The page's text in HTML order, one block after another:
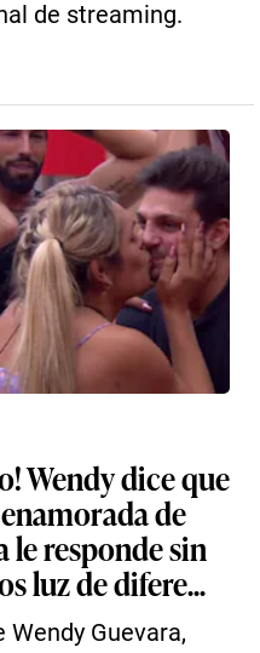
de streaming.
Wendy dice que
de
le responde sin
luz de difere...
Guevara,